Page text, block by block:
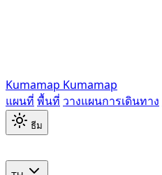
Kumamap Kumamap
แผนที่ พื้นที่ วางแผนการเดินทาง
ธีม